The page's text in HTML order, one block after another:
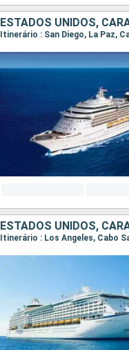
ESTADOS UNIDOS,
Itinerário : San Diego, La Paz,
ESTADOS UNIDOS,
Itinerário : Los Angeles, Cabo